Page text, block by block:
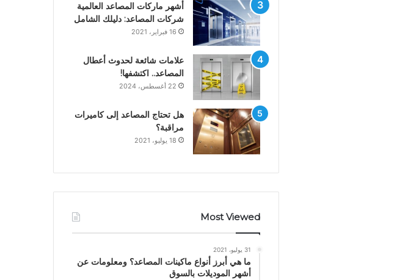
أشهر ماركات المصاعد العالمية
شركات المصاعد: دليلك الشامل
16 فبراير، 2021
علامات شائعة لحدوث أعطال
المصاعد.. اكتشفها!
22 أغسطس، 2024
هل تحتاج المصاعد إلى كاميرات
مراقبة؟
18 يوليو، 2021
Most Viewed
31 يوليو، 2021
ما هي أبرز أنواع ماكينات المصاعد؟ ومعلومات عن
أشهر الموديلات بالسوق